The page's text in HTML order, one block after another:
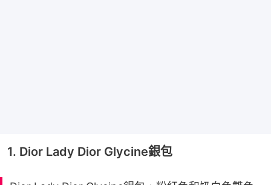
1. Dior Lady Dior Glycine銀包